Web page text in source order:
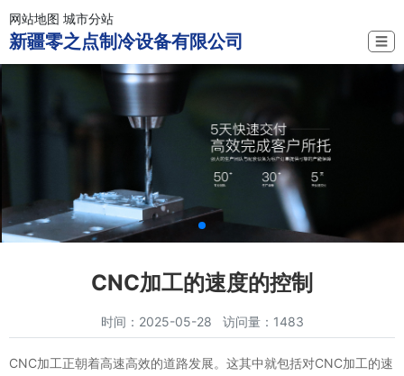
网站地图 城市分站
新疆零之点制冷设备有限公司 ☰
CNC加工的速度的控制
时间：2025-05-28 访问量：1483
CNC加工正朝着高速高效的道路发展。这其中就包括对CNC加工的速